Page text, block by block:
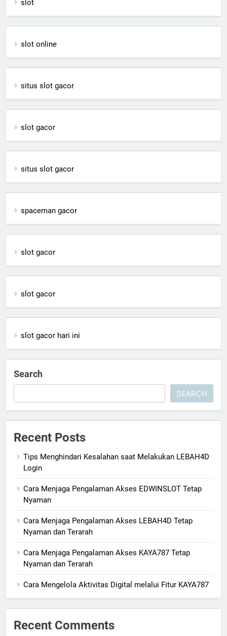
slot
slot online
situs slot gacor
slot gacor
situs slot gacor
spaceman gacor
slot gacor
slot gacor
slot gacor hari ini
Search
SEARCH
Recent Posts
Tips Menghindari Kesalahan saat Melakukan LEBAH4D
Login
Cara Menjaga Pengalaman Akses EDWINSLOT Tetap
Nyaman
Cara Menjaga Pengalaman Akses LEBAH4D Tetap
Nyaman dan Terarah
Cara Menjaga Pengalaman Akses KAYA787 Tetap
Nyaman dan Terarah
Cara Mengelola Aktivitas Digital melalui Fitur KAYA787
Recent Comments